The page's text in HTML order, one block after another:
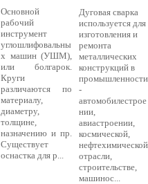
Основной
рабочий
инструмент
углошлифовальны
х машин (УШМ),
или болгарок.
Круги
различаются по
материалу,
диаметру,
толщине,
назначению и пр.
Существует
оснастка для р...
Дуговая сварка
используется для
изготовления и
ремонта
металлических
конструкций в
промышленности
-
автомобилестрое
нии,
авиастроении,
космической,
нефтехимической
отрасли,
строительстве,
машинос...